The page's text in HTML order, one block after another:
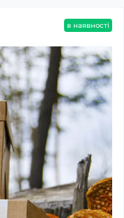
в наявності